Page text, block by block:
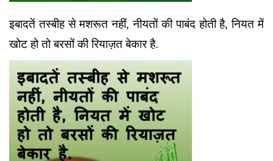
इबादतें तस्बीह से मशरूत नहीं, नीयतों की पाबंद होती है, नियत में
खोट हो तो बरसों की रियाज़त बेकार है.